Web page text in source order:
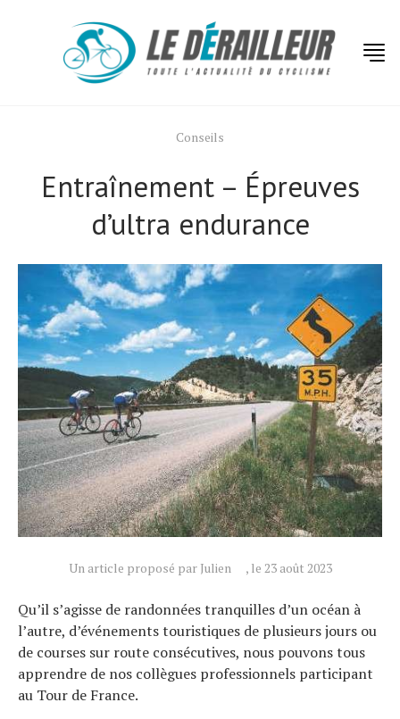
Conseils
Entraînement – ​​Épreuves
d’ultra endurance
Un article proposé par Julien , le 23 août 2023
Qu’il s’agisse de randonnées tranquilles d’un océan à
l’autre, d’événements touristiques de plusieurs jours ou
de courses sur route consécutives, nous pouvons tous
apprendre de nos collègues professionnels participant
au Tour de France.